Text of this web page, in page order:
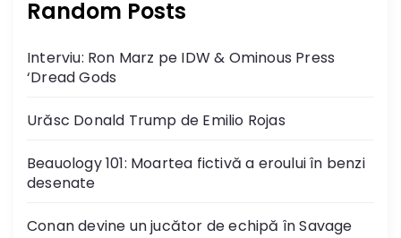
Random Posts
Interviu: Ron Marz pe IDW & Ominous Press
‘Dread Gods
Urăsc Donald Trump de Emilio Rojas
Beauology 101: Moartea fictivă a eroului în benzi
desenate
Conan devine un jucător de echipă în Savage